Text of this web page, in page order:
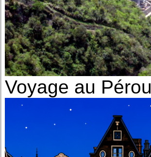
Voyage au Pérou